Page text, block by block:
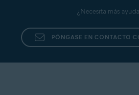
¿Necesita más
PÓNGASE EN CONTACTO